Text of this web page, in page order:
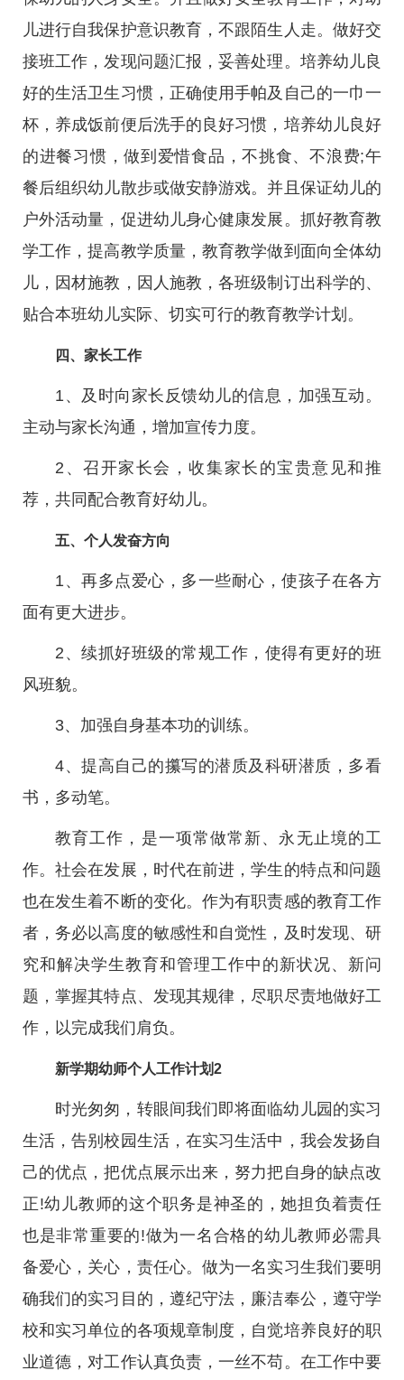
儿进行自我保护意识教育，不跟陌生人走。做好交
接班工作，发现问题汇报，妥善处理。培养幼儿良
好的生活卫生习惯，正确使用手帕及自己的一巾一
杯，养成饭前便后洗手的良好习惯，培养幼儿良好
的进餐习惯，做到爱惜食品，不挑食、不浪费;午
餐后组织幼儿散步或做安静游戏。并且保证幼儿的
户外活动量，促进幼儿身心健康发展。抓好教育教
学工作，提高教学质量，教育教学做到面向全体幼
儿，因材施教，因人施教，各班级制订出科学的、
贴合本班幼儿实际、切实可行的教育教学计划。
四、家长工作
1、及时向家长反馈幼儿的信息，加强互动。
主动与家长沟通，增加宣传力度。
2、召开家长会，收集家长的宝贵意见和推
荐，共同配合教育好幼儿。
五、个人发奋方向
1、再多点爱心，多一些耐心，使孩子在各方
面有更大进步。
2、续抓好班级的常规工作，使得有更好的班
风班貌。
3、加强自身基本功的训练。
4、提高自己的攥写的潜质及科研潜质，多看
书，多动笔。
教育工作，是一项常做常新、永无止境的工
作。社会在发展，时代在前进，学生的特点和问题
也在发生着不断的变化。作为有职责感的教育工作
者，务必以高度的敏感性和自觉性，及时发现、研
究和解决学生教育和管理工作中的新状况、新问
题，掌握其特点、发现其规律，尽职尽责地做好工
作，以完成我们肩负。
新学期幼师个人工作计划2
时光匆匆，转眼间我们即将面临幼儿园的实习
生活，告别校园生活，在实习生活中，我会发扬自
己的优点，把优点展示出来，努力把自身的缺点改
正!幼儿教师的这个职务是神圣的，她担负着责任
也是非常重要的!做为一名合格的幼儿教师必需具
备爱心，关心，责任心。做为一名实习生我们要明
确我们的实习目的，遵纪守法，廉洁奉公，遵守学
校和实习单位的各项规章制度，自觉培养良好的职
业道德，对工作认真负责，一丝不苟。在工作中要